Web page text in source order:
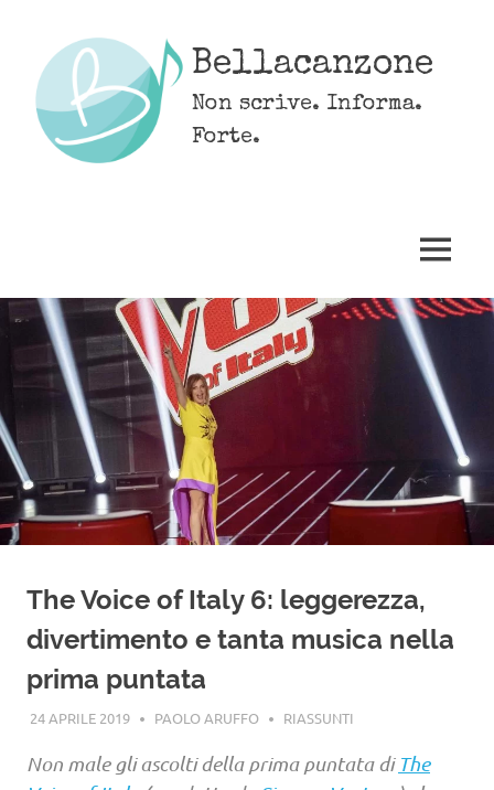
content
Bellacanzone
Non scrive. Informa.
Forte.
MENU
The Voice of Italy 6: leggerezza,
divertimento e tanta musica nella
prima puntata
24 APRILE 2019 PAOLO ARUFFO RIASSUNTI
Non male gli ascolti della prima puntata di The